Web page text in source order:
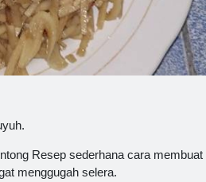
Resep sederhana cara membuat
menggugah selera.